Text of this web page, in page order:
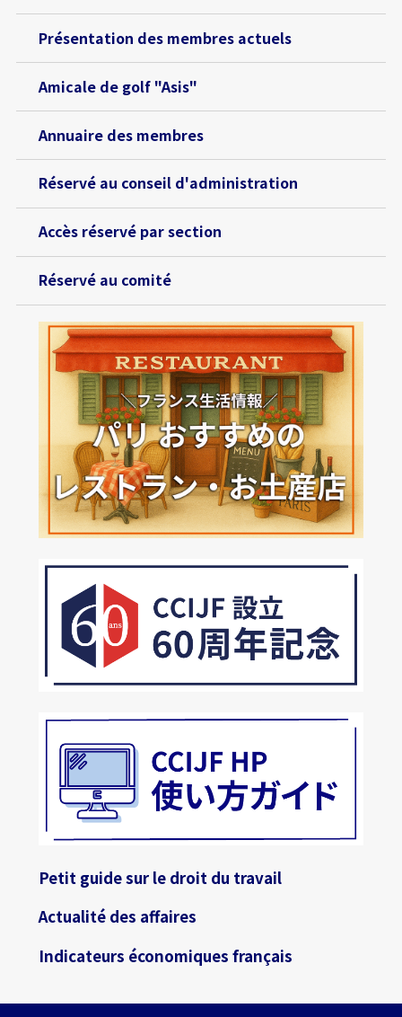
Présentation des membres actuels
Amicale de golf "Asis"
Annuaire des membres
Réservé au conseil d'administration
Accès réservé par section
Réservé au comité
Petit guide sur le droit du travail
Actualité des affaires
Indicateurs économiques français